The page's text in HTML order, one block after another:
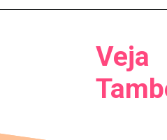
Veja